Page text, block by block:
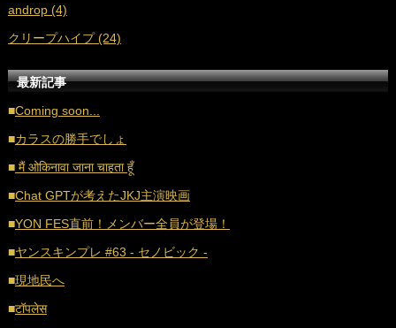
■2021年2月 (32)
■2021年1月 (38)
■2020年12月 (21)
androp (4)
クリープハイプ (24)
最新記事
■Coming soon...
■カラスの勝手でしょ
■मैं ओकिनावा जाना चाहता हूँ
■Chat GPTが考えたJKJ主演映画
■YON FES直前！メンバー全員が登場！
■ヤンスキンプレ #63 - セノビック -
■現地民へ
■टॉपलेस